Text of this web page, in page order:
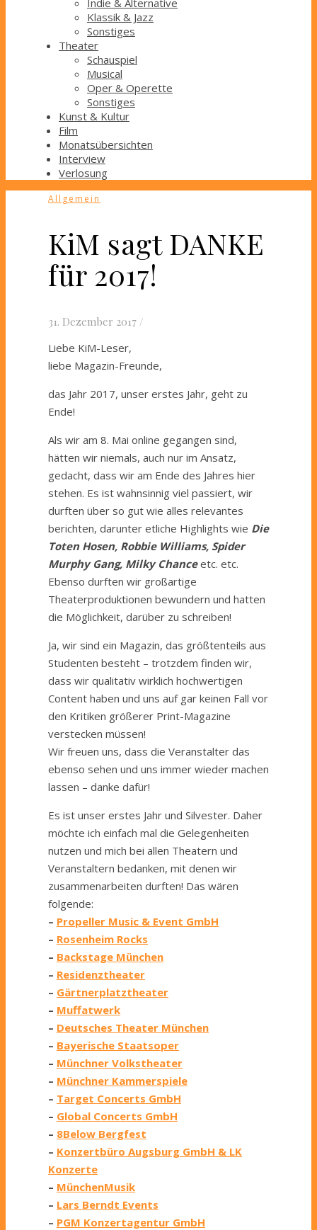
Indie & Alternative
Klassik & Jazz
Sonstiges
Theater
Schauspiel
Musical
Oper & Operette
Sonstiges
Kunst & Kultur
Film
Monatsübersichten
Interview
Verlosung
Allgemein
KiM sagt DANKE
für 2017!
31. Dezember 2017 /
Liebe KiM-Leser,
liebe Magazin-Freunde,
das Jahr 2017, unser erstes Jahr, geht zu
Ende!
Als wir am 8. Mai online gegangen sind,
hätten wir niemals, auch nur im Ansatz,
gedacht, dass wir am Ende des Jahres hier
stehen. Es ist wahnsinnig viel passiert, wir
durften über so gut wie alles relevantes
berichten, darunter etliche Highlights wie Die
Toten Hosen, Robbie Williams, Spider
Murphy Gang, Milky Chanceetc. etc.
Ebenso durften wir großartige
Theaterproduktionen bewundern und hatten
die Möglichkeit, darüber zu schreiben!
Ja, wir sind ein Magazin, das größtenteils aus
Studenten besteht – trotzdem finden wir,
dass wir qualitativ wirklich hochwertigen
Content haben und uns auf gar keinen Fall vor
den Kritiken größerer Print-Magazine
verstecken müssen!
Wir freuen uns, dass die Veranstalter das
ebenso sehen und uns immer wieder machen
lassen – danke dafür!
Es ist unser erstes Jahr und Silvester. Daher
möchte ich einfach mal die Gelegenheiten
nutzen und mich bei allen Theatern und
Veranstaltern bedanken, mit denen wir
zusammenarbeiten durften! Das wären
folgende:
– Propeller Music & Event GmbH
– Rosenheim Rocks
– Backstage München
– Residenztheater
– Gärtnerplatztheater
– Muffatwerk
– Deutsches Theater München
– Bayerische Staatsoper
– Münchner Volkstheater
– Münchner Kammerspiele
– Target Concerts GmbH
– Global Concerts GmbH
– 8Below Bergfest
– Konzertbüro Augsburg GmbH & LK
Konzerte
– MünchenMusik
– Lars Berndt Events
– PGM Konzertagentur GmbH